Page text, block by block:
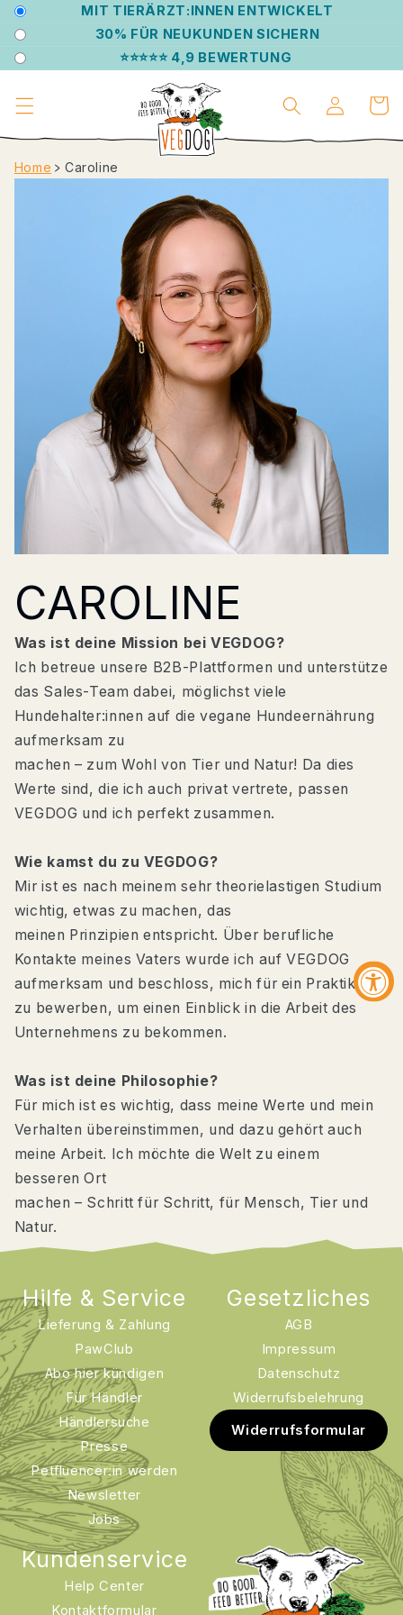
DIREKTMIT TIERÄRZT:INNEN ENTWICKELT
30% FÜR NEUKUNDEN SICHERN
⭐⭐⭐⭐⭐ 4,9 BEWERTUNG
Einloggen
Home ﹥ Caroline
CAROLINE
Was ist deine Mission bei VEGDOG?
Ich betreue unsere B2B-Plattformen und unterstütze
das Sales-Team dabei, möglichst viele
Hundehalter:innen auf die vegane Hundeernährung
aufmerksam zu
machen – zum Wohl von Tier und Natur! Da dies
Werte sind, die ich auch privat vertrete, passen
VEGDOG und ich perfekt zusammen.
Wie kamst du zu VEGDOG?
Mir ist es nach meinem sehr theorielastigen Studium
wichtig, etwas zu machen, das
meinen Prinzipien entspricht. Über berufliche
Kontakte meines Vaters wurde ich auf VEGDOG
aufmerksam und beschloss, mich für ein Praktikum
zu bewerben, um einen Einblick in die Arbeit des
Unternehmens zu bekommen.
Was ist deine Philosophie?
Für mich ist es wichtig, dass meine Werte und mein
Verhalten übereinstimmen, und dazu gehört auch
meine Arbeit. Ich möchte die Welt zu einem
besseren Ort
machen – Schritt für Schritt, für Mensch, Tier und
Natur.
Hilfe & Service
Lieferung & Zahlung
PawClub
Abo hier kündigen
Für Händler
Händlersuche
Presse
Petfluencer:in werden
Newsletter
Jobs
Gesetzliches
AGB
Impressum
Datenschutz
Widerrufsbelehrung
Widerrufsformular
Kundenservice
Help Center
Kontaktformular
30 % Neukund:innenrabatt für
dich und deinen Vierbeiner!
Komm ins Rudel und sichere dir dein Angebot –
plus hilfreiche Tipps, exklusive Aktionen und
Updates zu Produktneuheiten.
Zustimmung
Mit der Anmeldung stimme ich der
Datenschutzerklärung zu.
Datenschutzerklärung
30% RABATT SICHERN